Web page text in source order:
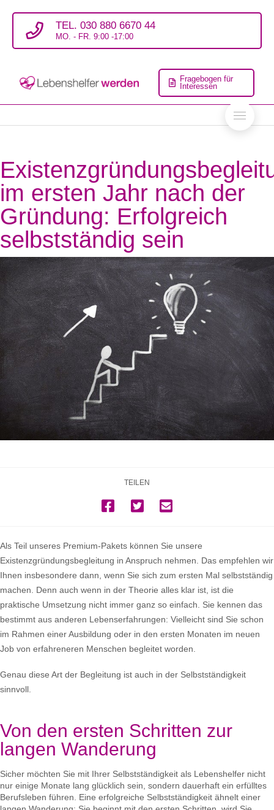
TEL. 030 880 6670 44
MO. - FR. 9:00 -17:00
Fragebogen für
Interessen
im ersten Jahr nach der
Gründung: Erfolgreich
selbstständig sein
TEILEN
Als Teil unseres Premium-Pakets können Sie unsere
Existenzgründungsbegleitung in Anspruch nehmen. Das empfehlen wir
Ihnen insbesondere dann, wenn Sie sich zum ersten Mal selbstständig
machen. Denn auch wenn in der Theorie alles klar ist, ist die
praktische Umsetzung nicht immer ganz so einfach. Sie kennen das
bestimmt aus anderen Lebenserfahrungen: Vielleicht sind Sie schon
im Rahmen einer Ausbildung oder in den ersten Monaten im neuen
Job von erfahreneren Menschen begleitet worden.
Genau diese Art der Begleitung ist auch in der Selbstständigkeit
sinnvoll.
Von den ersten Schritten zur
langen Wanderung
Sicher möchten Sie mit Ihrer Selbstständigkeit als Lebenshelfer nicht
nur einige Monate lang glücklich sein, sondern dauerhaft ein erfülltes
Berufsleben führen. Eine erfolgreiche Selbstständigkeit ähnelt einer